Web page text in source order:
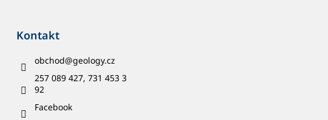
Kontakt
obchod@geology.cz
257 089 427, 731 453 3
92
Facebook